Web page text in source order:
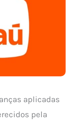
aplicadas
pela